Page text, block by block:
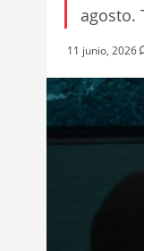
agosto.
11 junio, 2026